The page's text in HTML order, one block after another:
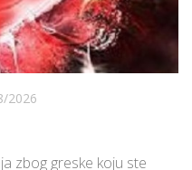
2026
zbog greske koju ste